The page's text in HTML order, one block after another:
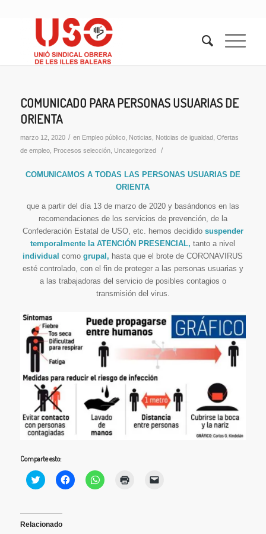
COMUNICADO PARA PERSONAS USUARIAS DE
ORIENTA
marzo 12, 2020 / en Empleo público, Noticias Noticias de igualdad, Ofertas
de empleo, Procesos selección, Uncategorized /
COMUNICAMOS A TODAS LAS PERSONAS USUARIAS DE
ORIENTA
que a partir del día 13 de marzo de 2020 y basándonos en las
recomendaciones de los servicios de prevención, de la
Confederación Estatal de USO, etc. hemos decidido suspender
temporalmente la ATENCIÓN PRESENCIAL, tanto a nivel
individual como grupal, hasta que el brote de CORONAVIRUS
esté controlado, con el fin de proteger a las personas usuarias y
a las trabajadoras del servicio de posibles contagios o
transmisión del virus.
Comparte esto:
Haz
clic
Twitter
(Se
Haz
clic
Haz
clic
Relacionado